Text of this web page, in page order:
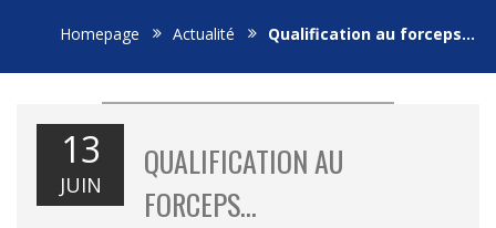
Homepage Actualité Qualification au forceps…
13
JUIN
QUALIFICATION AU
FORCEPS…